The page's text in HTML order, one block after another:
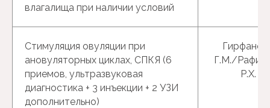
влагалища при наличии условий
Стимуляция овуляции при
ановуляторных циклах, СПКЯ (6
приемов, ультразвуковая
диагностика + 3 инъекции + 2 УЗИ
дополнительно)
Г.М./
Р.Х.